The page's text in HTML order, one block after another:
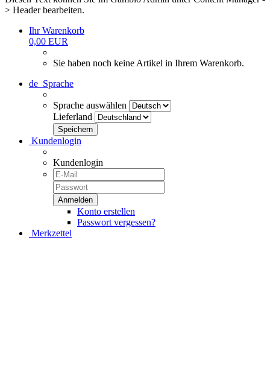
> Header bearbeiten.
Ihr Warenkorb
0,00 EUR
Sie haben noch keine Artikel in Ihrem Warenkorb.
de Sprache
Sprache auswählen
Lieferland
Kundenlogin
Kundenlogin
Konto erstellen
Passwort vergessen?
Merkzettel